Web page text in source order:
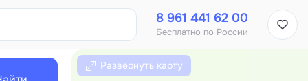
8 961 441 62 00
Бесплатно по России
Развернуть карту